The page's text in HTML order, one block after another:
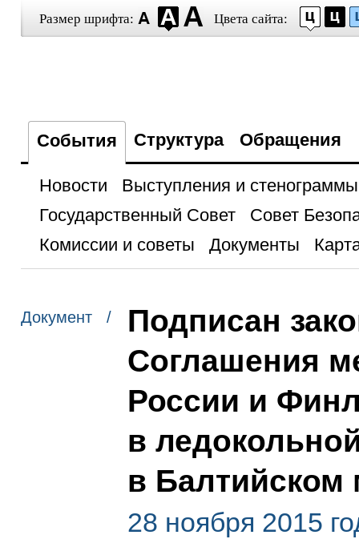
Размер шрифта: Цвета сайта:
События Структура Обращения
Новости
Выступления и стенограммы
Государственный Совет
Совет
Комиссии и советы
Документы
Документ /
Подписан
Соглашения
России и
в
в Балтийском
28 ноября 2015